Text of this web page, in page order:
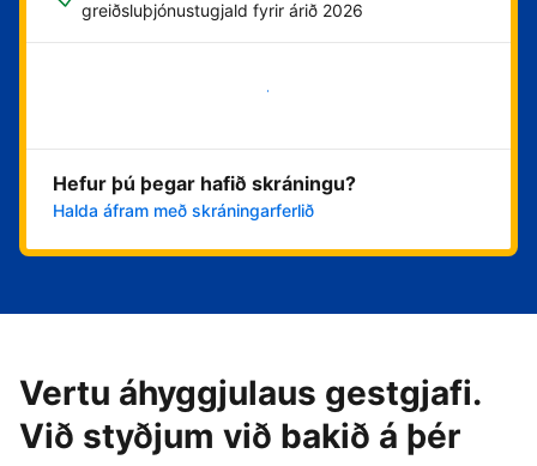
greiðsluþjónustugjald fyrir árið 2026
Byrja núna
Hefur þú þegar hafið skráningu?
Halda áfram með skráningarferlið
Vertu áhyggjulaus gestgjafi.
Við styðjum við bakið á þér